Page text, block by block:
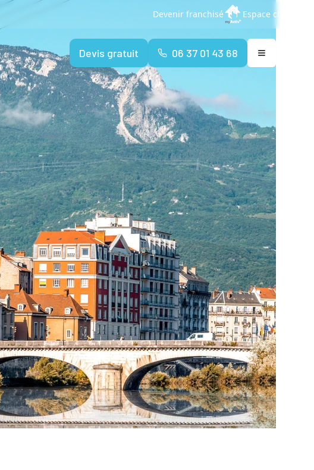
Devenir franchisé Espace client
Devis gratuit 06 37 01 43 68